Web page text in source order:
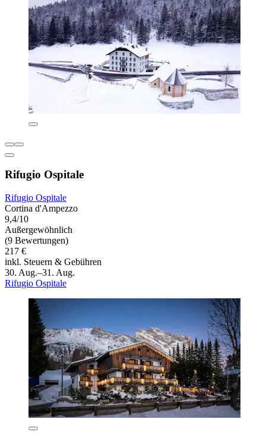
Rifugio Ospitale
Rifugio Ospitale
Cortina d'Ampezzo
9,4/10
Außergewöhnlich
(9 Bewertungen)
217 €
inkl. Steuern & Gebühren
30. Aug.–31. Aug.
Rifugio Ospitale